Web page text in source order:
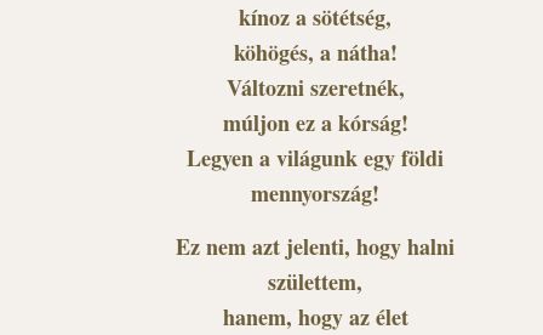
kínoz a sötétség,
köhögés, a nátha!
Változni szeretnék,
múljon ez a kórság!
Legyen a világunk egy földi
mennyország!
Ez nem azt jelenti, hogy halni
születtem,
hanem, hogy az élet